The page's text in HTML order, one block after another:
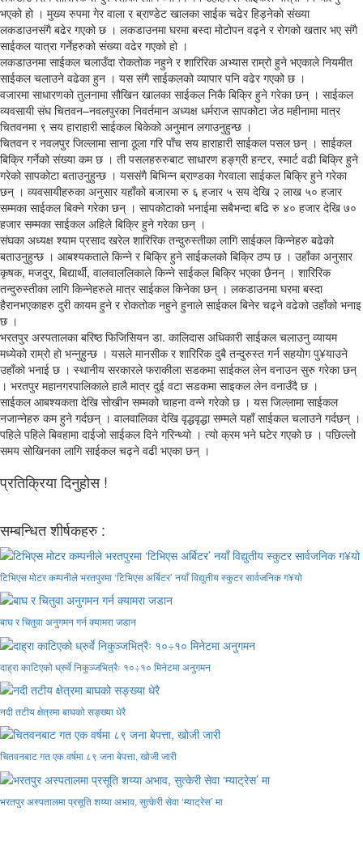
भएको हो । मुख्य रुपमा गेर वाला र ब्राण्डेट खालका साईक चढेर हिड्नेको संख्या
लकडाउनसंगै बढेर गएको छ । लकडाउनमा घरमा बस्दा मोटोपन वढ्ने र रोगको खतार भए संगै
साईकल यात्रा गर्नेहरुको संख्या वढेर गएको हो ।
लकडाउनमा साईकल चलाउँदा रोकतोक नहुने र शारिरिक अभ्यास राम्रो हुने भएकाले नियमीत
साईकल चलाउने वढेका हुन । यस संगै साईकलको व्यापार पनि वढेर गएको छ ।
वजारमा साधारणको तुलनामा सौखिन खालका साईकल निकै बिक्रि हुने गरेका छन् । साईकल
व्यवसायी संघ चितवन–नवलपुरका निवर्तमान अध्यक्ष धर्मराज सापकोटा जेठ महीनामा मात्र
चितवनमा ९ सय हाराहारी साईकल बिकेको अनुमान लगाउनुहुन्छ ।
चितवन र नवलपुर जिल्लामा साना ठूला गरि पाँच सय हाराहारी साईकल पसल छन् । साईकल
बिक्रि गर्नेको संख्या कम छ । ती पसलहरुरुबाट साधारण हङ्ग्री हन्टर, स्मार्ट वढी बिक्रि हुने
गरेको सापकोटा बताउनुहुन्छ । यससंगै बिभिन्न ब्राण्डका गेरवाला साईकल बिक्रि हुने गरेका
छन् । व्यवसायीहरुका अनुसार यहाँको बजारमा रु ६ हजार ५ सय देखि २ लाख ५० हजार
सम्मका साईकल बिक्ने गरेका छन् । सापकोटाको भनाईमा सबैभन्दा बढि रु ४० हजार देखि ७०
हजार सम्मका साईकल अहिले बिक्रि हुने गरेका छन् ।
संघका अध्यक्ष श्याम प्रसाद खरेल शारिरिक तन्दुरुस्तीका लागि साईकल किन्नेहरु बढेको
बताउनुहुन्छ । आबश्यकताले किन्ने र बिक्रि हुने साईकलको बिक्रि ठप्प छ । उहाँका अनुसार
कृषक, मजदुर, बिद्यार्थी, वालवाललिकाले किन्ने साईकल बिक्रि भएका छैनन् । शारिरिक
तन्दुरुस्तीका लागि किन्नेहरुले मात्र साईकल किनेका छन् । लकडाउनमा घरमा बस्दा
हैरानभएकाहरु दुरी कायम हुने र रोकतोक नहुने हुनाले साईकल बिनेर चढ्ने वढेको उहाँको भनाइ
छ ।
भरतपुर अस्पतालका बरिष्ठ फिजिसियन डा. कालिदास अधिकारी साईकल चलाउनु व्यायम
मध्येको राम्रो हो भन्नुहुन्छ । यसले मानसीक र शारिरिक दुबै तन्दुरुस्त गर्न सहयोग पु¥याउने
उहाँको भनाई छ । स्थानीय सरकारले फराकीला सडकमा साईकल लेन वनाउन सुरु गरेका छन्
। भरतपुर महानगरपालिकाले हालै मात्र दुई वटा सडकमा साइकल लेन वनाउँदै छ ।
साईकल आबश्यकता देखि सोखीन सम्मको चाहना वन्ने गरेको छ । यस जिल्लामा साईकल
नजान्नेहरु कम हुने गर्दछन् । वालवालिका देखि वृद्धवृद्धा सम्मले यहाँ साईकल चलाउने गर्दछन् ।
पहिले पहिले बिवहामा दाईजो साईकल दिने गरिन्थ्यो । त्यो क्रम भने घटेर गएको छ । पछिल्लो
समय सोखिनका लागि साईकल चढ्ने वढी भएका छन् ।
प्रतिक्रिया दिनुहोस !
सम्बन्धित शीर्षकहरु :
टिभिएस मोटर कम्पनीले भरतपुरमा ‘टिभिएस अर्बिटर’ नयाँ विद्युतीय स्कुटर सार्वजनिक ग¥यो
बाघ र चितुवा अनुगमन गर्न क्यामरा जडान
दाह्रा काटिएको ध्रुर्वे निकुञ्जभित्रैः १०÷१० मिनेटमा अनुगमन
नदी तटीय क्षेत्रमा बाघको सङ्ख्या धेरै
चितवनबाट गत एक वर्षमा ८९ जना बेपत्ता, खोजी जारी
भरतपुर अस्पतालमा प्रसूति शय्या अभाव, सुत्केरी सेवा ‘म्याट्रेस’ मा